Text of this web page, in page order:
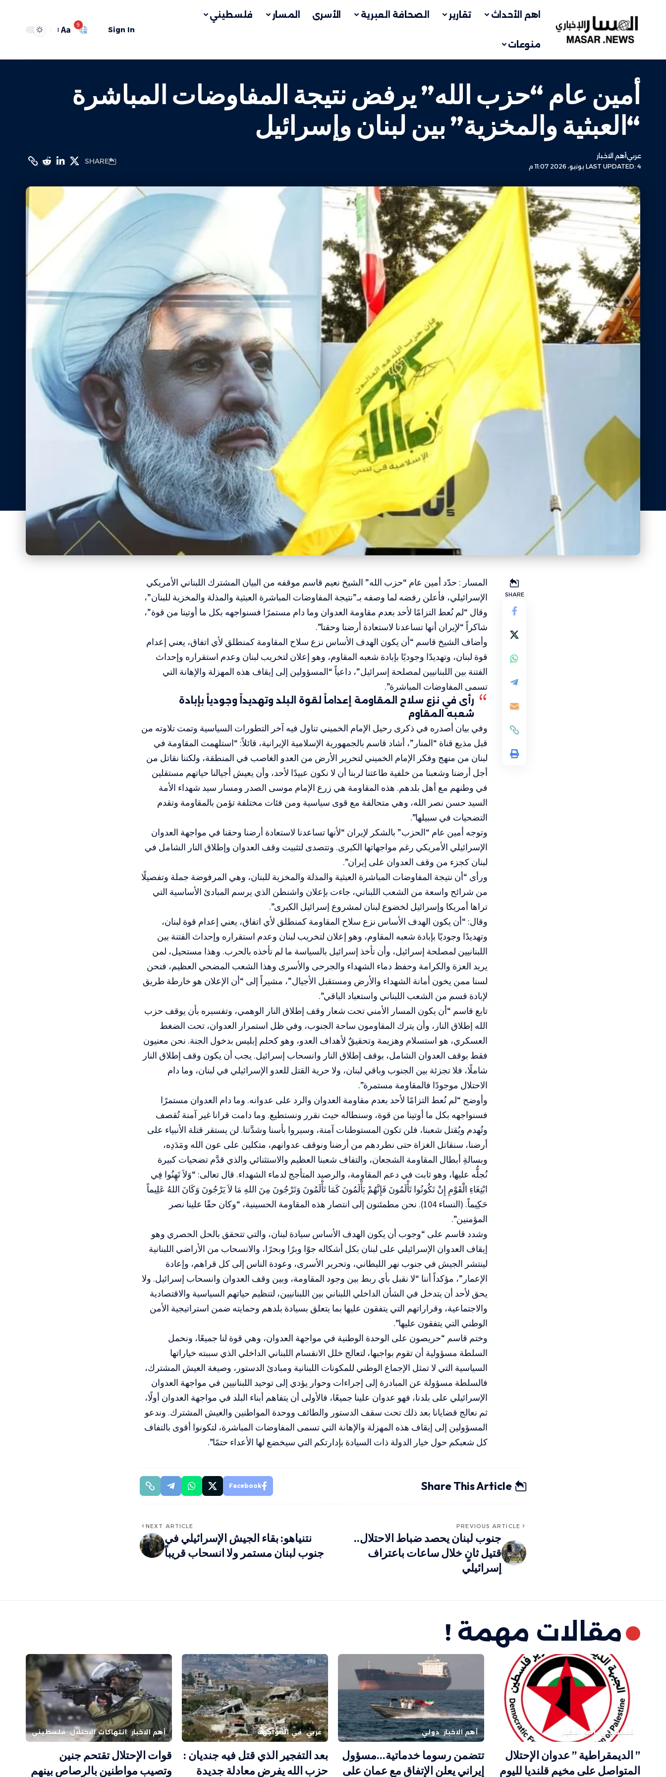
اهم الأحداث تقارير الصحافة العبرية الأسرى المسار فلسطيني
منوعات
Sign In
9
Aa
أمين عام “حزب الله” يرفض نتيجة المفاوضات المباشرة
“العبثية والمخزية” بين لبنان وإسرائيل
LAST UPDATED: 4 يونيو، 2026 11:07 م
عربيأهم الاخبار
SHARE
SHARE
المسار : حدّد أمين عام “حزب الله” الشيخ نعيم قاسم موقفه من البيان المشترك اللبناني الأمريكي
الإسرائيلي، فأعلن رفضه لما وصفه بـ”نتيجة المفاوضات المباشرة العبثية والمذلة والمخزية للبنان”،
وقال “لم نُعط التزامًا لأحد بعدم مقاومة العدوان وما دام مستمرًا فسنواجهه بكل ما أوتينا من قوة”،
شاكراً “لإيران أنها تساعدنا لاستعادة أرضنا وحقنا”.
وأضاف الشيخ قاسم “أن يكون الهدف الأساس نزع سلاح المقاومة كمنطلق لأي اتفاق، يعني إعدام
قوة لبنان، وتهديدًا وجوديًا بإبادة شعبه المقاوم، وهو إعلان لتخريب لبنان وعدم استقراره وإحداث
الفتنة بين اللبنانيين لمصلحة إسرائيل”، داعياً “المسؤولين إلى إيقاف هذه المهزلة والإهانة التي
تسمى المفاوضات المباشرة”.
رأى في نزع سلاح المقاومة إعداماً لقوة البلد وتهديداً وجودياً بإبادة
شعبه المقاوم
وفي بيان أصدره في ذكرى رحيل الإمام الخميني تناول فيه آخر التطورات السياسية وتمت تلاوته من
قبل مذيع قناة “المنار”، أشاد قاسم بالجمهورية الإسلامية الإيرانية، قائلاً: “استلهمت المقاومة في
لبنان من منهج وفكر الإمام الخميني لتحرير الأرض من العدو الغاصب في المنطقة، ولكننا نقاتل من
أجل أرضنا وشعبنا من خلفية طاعتنا لربنا أن لا نكون عبيدًا لأحد، وأن يعيش أجيالنا حياتهم مستقلين
في وطنهم مع أهل بلدهم. هذه المقاومة هي زرع الإمام موسى الصدر ومسار سيد شهداء الأمة
السيد حسن نصر الله، وهي متحالفة مع قوى سياسية ومن فئات مختلفة تؤمن بالمقاومة وتقدم
التضحيات في سبيلها”.
وتوجه أمين عام “الحزب” بالشكر لإيران “لأنها تساعدنا لاستعادة أرضنا وحقنا في مواجهة العدوان
الإسرائيلي الأمريكي رغم مواجهاتها الكبرى. وتتصدى لتثبيت وقف العدوان وإطلاق النار الشامل في
لبنان كجزء من وقف العدوان على إيران”.
ورأى “أن نتيجة المفاوضات المباشرة العبثية والمذلة والمخزية للبنان، وهي المرفوضة جملة وتفصيلًا
من شرائح واسعة من الشعب اللبناني، جاءت بإعلان واشنطن الذي يرسم المبادئ الأساسية التي
تراها أمريكا وإسرائيل لخضوع لبنان لمشروع إسرائيل الكبرى”.
وقال: “أن يكون الهدف الأساس نزع سلاح المقاومة كمنطلق لأي اتفاق، يعني إعدام قوة لبنان،
وتهديدًا وجوديًا بإبادة شعبه المقاوم، وهو إعلان لتخريب لبنان وعدم استقراره وإحداث الفتنة بين
اللبنانيين لمصلحة إسرائيل، وأن تأخذ إسرائيل بالسياسة ما لم تأخذه بالحرب. وهذا مستحيل، لمن
يريد العزة والكرامة وحفظ دماء الشهداء والجرحى والأسرى وهذا الشعب المضحي العظيم، فنحن
لسنا ممن يخون أمانة الشهداء والأرض ومستقبل الأجيال”، مشيراً إلى “أن الإعلان هو خارطة طريق
لإبادة قسم من الشعب اللبناني واستعباد الباقي”.
تابع قاسم “أن يكون المسار الأمني تحت شعار وقف إطلاق النار الوهمي، وتفسيره بأن يوقف حزب
الله إطلاق النار، وأن يترك المقاومون ساحة الجنوب، وفي ظل استمرار العدوان، تحت الضغط
العسكري، هو استسلام وهزيمة وتحقيقٌ لأهداف العدو، وهو كحلم إبليس بدخول الجنة. نحن معنيون
فقط بوقف العدوان الشامل، بوقف إطلاق النار وانسحاب إسرائيل. يجب أن يكون وقف إطلاق النار
شاملًا، فلا تجزئة بين الجنوب وباقي لبنان، ولا حرية القتل للعدو الإسرائيلي في لبنان، وما دام
الاحتلال موجودًا فالمقاومة مستمرة”.
وأوضح “لم نُعط التزامًا لأحد بعدم مقاومة العدوان والرد على عدوانه. وما دام العدوان مستمرًا
فسنواجهه بكل ما أوتينا من قوة، وسنطاله حيث نقرر ونستطيع. وما دامت قرانا غير آمنة تُقصف
وتُهدم ويُقتل شعبنا، فلن تكون المستوطنات آمنة، وسيروا بأسنا وشدَّتنا. لن يستقر قتلة الأنبياء على
أرضنا، سنقاتل الغزاة حتى نطردهم من أرضنا ونوقف عدوانهم، متكلين على عون الله ومَدَدِه،
وبسالةِ أبطال المقاومة الشجعان، والتفاف شعبنا العظيم والاستثنائي والذي قدَّم تضحيات كبيرة
نُجلُّه عليها، وهو ثابت في دعم المقاومة، والرصيد المتأجج لدماء الشهداء. قال تعالى: “وَلاَ تَهِنُوا فِي
ابْتِغَاءِ الْقَوْمِ إِنْ تَكُونُوا تَأْلَمُونَ فَإِنَّهُمْ يَأْلَمُونَ كَمَا تَأْلَمُونَ وَتَرْجُونَ مِنَ اللهِ مَا لاَ يَرْجُونَ وَكَانَ اللهُ عَلِيماً
حَكِيماً. (النساء 104). نحن مطمئنون إلى انتصار هذه المقاومة الحسينية، “وكان حقًا علينا نصر
المؤمنين”.
وشدد قاسم على “وجوب أن يكون الهدف الأساس سيادة لبنان، والتي تتحقق بالحل الحصري وهو
إيقاف العدوان الإسرائيلي على لبنان بكل أشكاله جوًا وبرًا وبحرًا، والانسحاب من الأراضي اللبنانية
لينتشر الجيش في جنوب نهر الليطاني، وتحرير الأسرى، وعودة الناس إلى كل قراهم، وإعادة
الإعمار”، مؤكداً أننا “لا نقبل بأي ربط بين وجود المقاومة، وبين وقف العدوان وانسحاب إسرائيل. ولا
يحق لأحد أن يتدخل في الشأن الداخلي اللبناني بين اللبنانيين، لتنظيم حياتهم السياسية والاقتصادية
والاجتماعية، وقراراتهم التي يتفقون عليها بما يتعلق بسيادة بلدهم وحمايته ضمن استراتيجية الأمن
الوطني التي يتفقون عليها”.
وختم قاسم “حريصون على الوحدة الوطنية في مواجهة العدوان، وهي قوة لنا جميعًا، ونحمل
السلطة مسؤولية أن تقوم بواجبها، لتعالج خلل الانقسام اللبناني الداخلي الذي سببته خياراتها
السياسية التي لا تمثل الإجماع الوطني للمكونات اللبنانية ومبادئ الدستور، وصيغة العيش المشترك،
فالسلطة مسؤولة عن المبادرة إلى إجراءات وحوار يؤدي إلى توحيد اللبنانيين في مواجهة العدوان
الإسرائيلي على بلدنا، فهو عدوان علينا جميعًا، فالأولى أن يتفاهم أبناء البلد في مواجهة العدوان أولًا،
ثم نعالج قضايانا بعد ذلك تحت سقف الدستور والطائف ووحدة المواطنين والعيش المشترك. وندعو
المسؤولين إلى إيقاف هذه المهزلة والإهانة التي تسمى المفاوضات المباشرة، لتكونوا أقوى بالتفاف
كل شعبكم حول خيار الدولة ذات السيادة بإدارتكم التي سيخضع لها الأعداء حتمًا”.
Share This Article
Facebook
PREVIOUS ARTICLE
جنوب لبنان يحصد ضباط الاحتلال..
قتيل ثانٍ خلال ساعات باعتراف
إسرائيلي
NEXT ARTICLE
نتنياهو: بقاء الجيش الإسرائيلي في
جنوب لبنان مستمر ولا انسحاب قريباً
مقالات مهمة !
فلسطيني أهم الاخبار
” الديمقراطية ” عدوان الإحتلال
المتواصل على مخيم قلنديا لليوم
أهم الاخبار دولي
تتضمن رسوما خدماتية…مسؤول
إيراني يعلن الإتفاق مع عمان على
عربي في المواجهة
بعد التفجير الذي قتل فيه جنديان :
حزب الله يفرض معادلة جديدة
أهم الاخبار انتهاكات الاحتلال فلسطيني
قوات الإحتلال تقتحم جنين
وتصيب مواطنين بالرصاص بينهم